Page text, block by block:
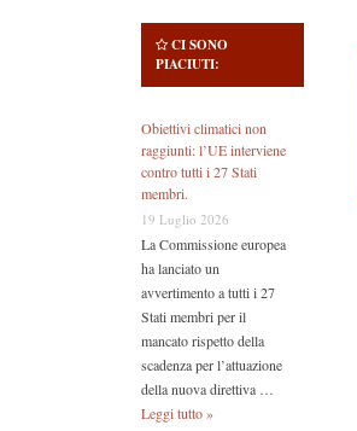
CI SONO
PIACIUTI:
Obiettivi climatici non
raggiunti: l’UE interviene
contro tutti i 27 Stati
membri.
19 Luglio 2026
La Commissione europea
ha lanciato un
avvertimento a tutti i 27
Stati membri per il
mancato rispetto della
scadenza per l’attuazione
della nuova direttiva …
Leggi tutto »